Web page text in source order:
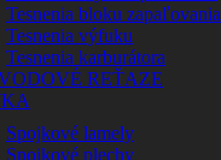
Tesnenia bloku zapaľovania
Tesnenia výfuku
Tesnenia karburátora
REŤAZE
Spojkové lamely
Spojkové plechy